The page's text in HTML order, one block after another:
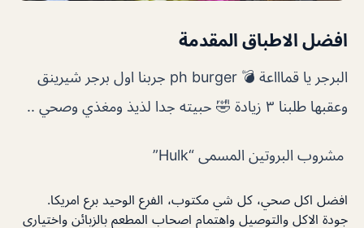
افضل الاطباق المقدمة
البرجر يا قماااعة 💣 ph burger جربنا اول برجر شيرينق
وعقبها طلبنا ٣ زيادة 🤣 حبيته جدا لذيذ ومغذي وصحي ..
مشروب البروتين المسمى “Hulk”
افضل اكل صحي، كل شي مكتوب، الفرع الوحيد برع امريكا.
جودة الاكل والتوصيل واهتمام اصحاب المطعم بالزبائن واختياري